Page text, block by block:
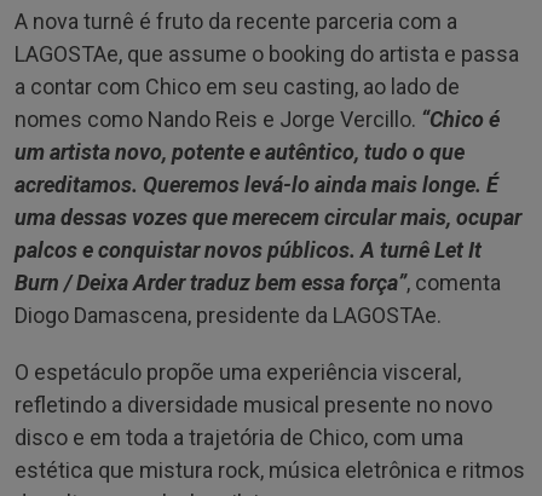
A nova turnê é fruto da recente parceria com a
LAGOSTAe, que assume o booking do artista e passa
a contar com Chico em seu casting, ao lado de
nomes como Nando Reis e Jorge Vercillo. “Chico é
um artista novo, potente e autêntico, tudo o que
acreditamos. Queremos levá-lo ainda mais longe. É
uma dessas vozes que merecem circular mais, ocupar
palcos e conquistar novos públicos. A turnê Let It
Burn / Deixa Arder traduz bem essa força”, comenta
Diogo Damascena, presidente da LAGOSTAe.
O espetáculo propõe uma experiência visceral,
refletindo a diversidade musical presente no novo
disco e em toda a trajetória de Chico, com uma
estética que mistura rock, música eletrônica e ritmos